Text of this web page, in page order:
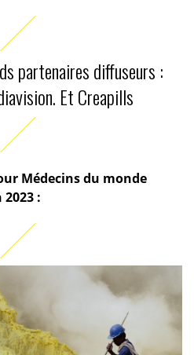
partenaires diffuseurs :
Et Creapills
Médecins du monde
: